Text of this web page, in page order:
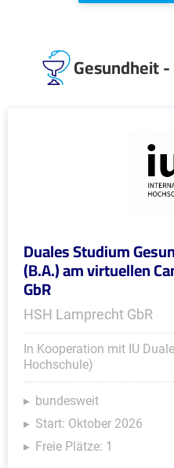
Gesundheit
Duales Studium
(B.A.) am virtuellen
GbR
HSH Lamprecht GbR
In Kooperation mit IU
Hochschule)
bundesweit
Start: Oktober 2026
Freie Plätze: 1